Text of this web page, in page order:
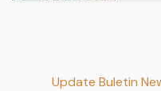
Update Buletin